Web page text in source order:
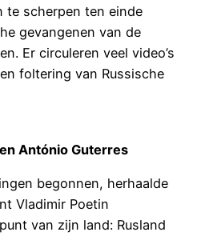
te scherpen ten einde
gevangenen van de
Er circuleren veel video’s
foltering van Russische
António Guterres
begonnen, herhaalde
Vladimir Poetin
van zijn land: Rusland